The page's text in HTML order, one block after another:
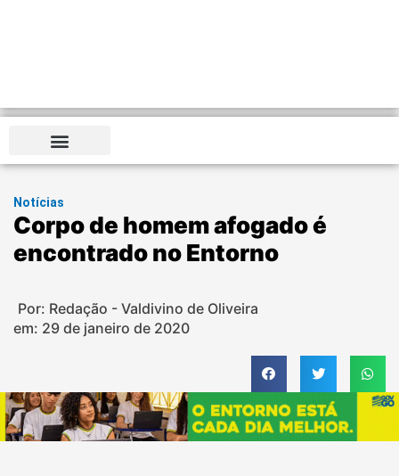
Notícias
Corpo de homem afogado é
encontrado no Entorno
Por: Redação - Valdivino de Oliveira
em: 29 de janeiro de 2020